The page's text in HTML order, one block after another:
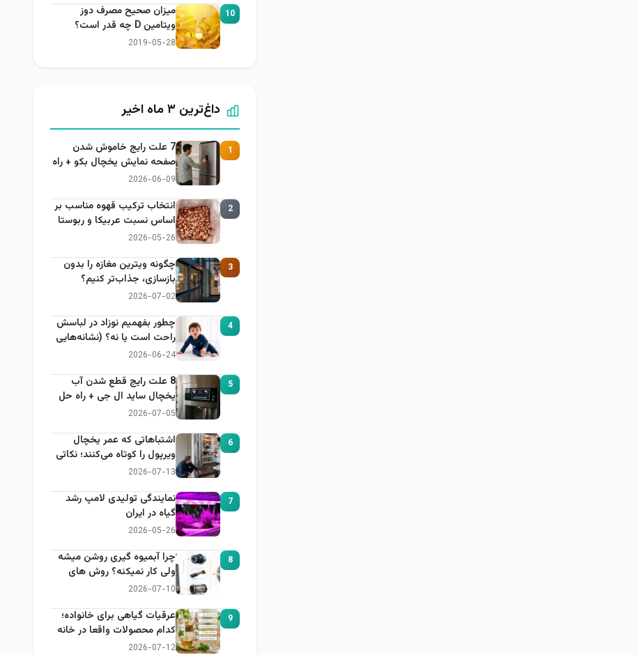
10
میزان صحیح مصرف دوز
ویتامین D چه قدر است؟
2019-05-28
داغ‌ترین ۳ ماه اخیر
1
7 علت رایج خاموش شدن
صفحه نمایش یخچال بکو + راه
حل
2026-06-09
2
انتخاب ترکیب قهوه مناسب بر
اساس نسبت عربیکا و ربوستا
2026-05-26
3
چگونه ویترین مغازه را بدون
بازسازی، جذاب‌تر کنیم؟
2026-07-02
4
چطور بفهمیم نوزاد در لباسش
راحت است یا نه؟ (نشانه‌هایی
که هر مادر باید بداند)
2026-06-24
5
8 علت رایج قطع شدن آب
یخچال ساید ال جی + راه حل
2026-07-05
6
اشتباهاتی که عمر یخچال
ویرپول را کوتاه می‌کنند؛ نکاتی
که باید بدانید
2026-07-13
7
نمایندگی تولیدی لامپ رشد
گیاه در ایران
2026-05-26
8
چرا آبمیوه گیری روشن میشه
ولی کار نمیکنه؟ روش های
عیب یابی
2026-07-10
9
عرقیات گیاهی برای خانواده؛
کدام محصولات واقعا در خانه
کاربرد دارند؟
2026-07-12